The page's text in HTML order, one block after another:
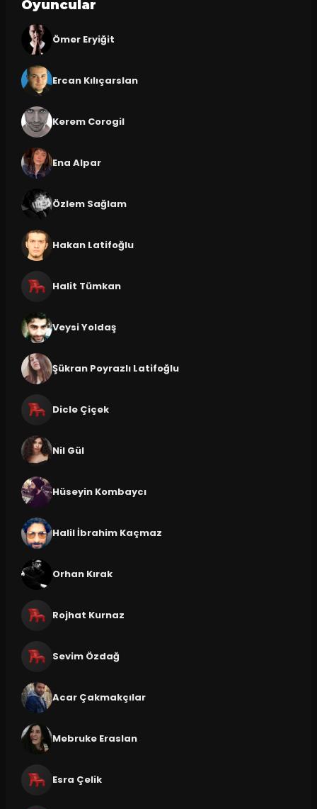
Oyuncular
Ömer Eryiğit
Ercan Kılıçarslan
Kerem Corogil
Ena Alpar
Özlem Sağlam
Hakan Latifoğlu
Halit Tümkan
Veysi Yoldaş
Şükran Poyrazlı Latifoğlu
Dicle Çiçek
Nil Gül
Hüseyin Kombaycı
Halil İbrahim Kaçmaz
Orhan Kırak
Rojhat Kurnaz
Sevim Özdağ
Acar Çakmakçılar
Mebruke Eraslan
Esra Çelik